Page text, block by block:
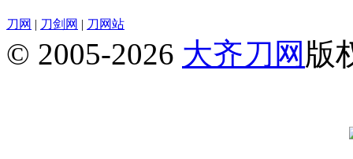
刀网 | 刀剑网 | 刀网站
© 2005-2026 大齐刀网 版